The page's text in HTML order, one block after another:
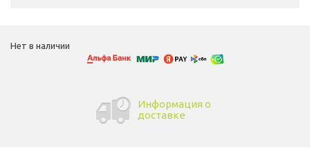
Нет в наличии
Информация о
доставке